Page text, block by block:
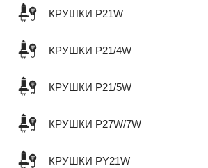
КРУШКИ P21W
КРУШКИ P21/4W
КРУШКИ P21/5W
КРУШКИ P27W/7W
КРУШКИ PY21W